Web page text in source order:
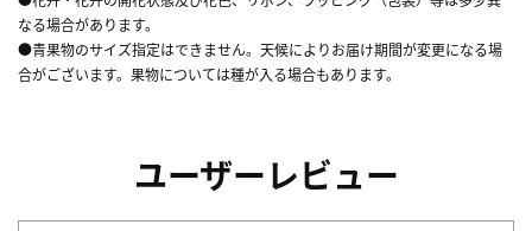
なる場合があります。
●青果物のサイズ指定はできません。天候によりお届け期間が変更になる場
合がございます。果物については種が入る場合もあります。
ユーザーレビュー